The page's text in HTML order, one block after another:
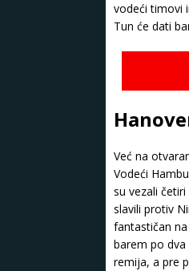
vodeći timovi
Tun će dati
Već na
Vodeći
su vezali
slavili protiv
fantastičan
barem po
remija, a pre